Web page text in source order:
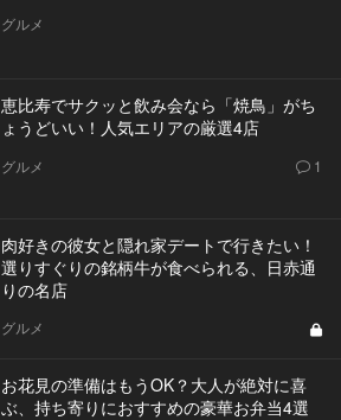
グルメ
恵比寿でサクッと飲み会なら「焼鳥」がち
ょうどいい！人気エリアの厳選4店
グルメ 1
肉好きの彼女と隠れ家デートで行きたい！
選りすぐりの銘柄牛が食べられる、日赤通
りの名店
グルメ
お花見の準備はもうOK？大人が絶対に喜
ぶ、持ち寄りにおすすめの豪華お弁当4選